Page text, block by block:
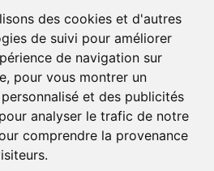
des cookies et d'autres
de suivi pour améliorer
de navigation sur
pour vous montrer un
et des publicités
analyser le trafic de notre
comprendre la provenance
PAIEMENT SÉCURISÉ